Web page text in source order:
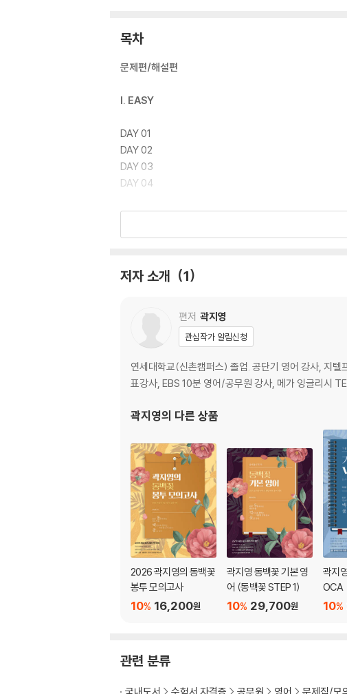
목차
문제편/해설편
I. EASY
DAY 01
DAY 02
DAY 03
DAY 04
II. Medium
DAY 03
DAY 01
DAY 02
DAY 04
IV. Mixed
DAY 01
DAY 02
DAY 03
DAY 04
저자 소개 1
편저 곽지영
관심작가 알림신청
연세대학교(신촌캠퍼스) 졸업. 공단기 영어 강사, 지
표강사, EBS 10분 영어/공무원 강사, 메가 잉글리시
곽지영의 다른 상품
2026 곽지영의 동백꽃
봉투 모의고사
16,200원
10%
곽지영 동백꽃 기본 영
어 (동백꽃 STEP 1)
29,700원
10%
곽지
OCA
10%
관련 분류